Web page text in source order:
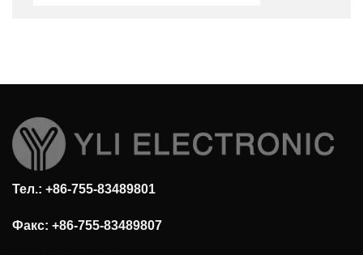
Тел.: +86-755-83489801
Факс: +86-755-83489807